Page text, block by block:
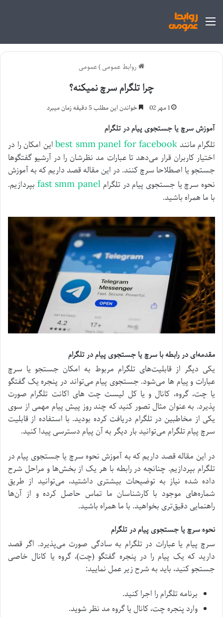
منو
روابط عمومی)عمومی
چرا تلگرام سرچ نمیکنه؟
1 مهر 02 خواندن این مطلب 5 دقیقه زمان میبرد
آموزش سرچ یا جستجوی پیام در تلگرام
تلگرام مانند best smm panel for facebookاین امکان را در
اختیار کاربران قرار می‌دهد تا عبارات مد نظرشان را در آرشیو گفتگوها
جستجو یا اصطلاحا سرچ کنند. در این مقاله قصد داریم که به آموزش
نحوه سرچ یا جستجوی پیام در تلگرامfast smm panel بپردازیم.
با ما همراه باشید.
مقدمه‌ای در رابطه با سرچ یا جستجوی پیام در تلگرام
یکی دیگر از قابلیت‌های تلگرام مربوط به امکان جستجو یا سرچ
عبارات و پیام ها می‌شود. جستجوی پیام می‌تواند در پنجره یک گفتگو
یا چت، گروه، کانال و یا کل لیست چت های اکانت تلگرام صورت
پذیرد. به عنوان مثال تصور کنید که چند روز پیش پیام مهمی از سوی
یکی از مخاطبین در تلگرام دریافت کرده بودید. با استفاده از قابلیت
سرچ پیام تلگرام می‌توانید بار دیگر به آن پیام دسترسی پیدا کنید.
در این مقاله قصد داریم که به آموزش نحوه سرچ یا جستجوی پیام در
تلگرام بپردازیم. چنانچه در رابطه با هر یک از بخش‌ها و مراحل شرح
داده شده نیاز به توضیحات بیشتری داشتید، می‌توانید از طریق
شماره‌های موجود با کارشناسان ما تماس حاصل کرده و از آن‌ها
راهنمایی دقیق‌تری بخواهید. با ما همراه باشید.
نحوه سرچ یا جستجوی پیام در تلگرام
سرچ پیام یا عبارات در تلگرام به سادگی صورت می‌پذیرد. اگر قصد
دارید که یک پیام را در پنجره گفتگو (چت)، گروه یا کانال خاصی
جستجو کنید، باید به شرح زیر عمل نمایید:
برنامه تلگرام را اجرا کنید.
وارد پنجره چت، کانال یا گروه مد نظر شوید.